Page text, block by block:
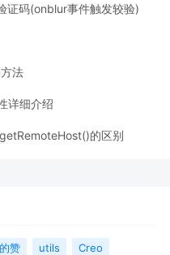
证码(onblur事件触发较验)
法
详细介绍
的区别
赞 utils
Creo